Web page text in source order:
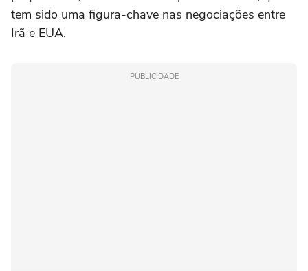
tem sido uma figura-chave nas negociações entre
Irã e EUA.
PUBLICIDADE